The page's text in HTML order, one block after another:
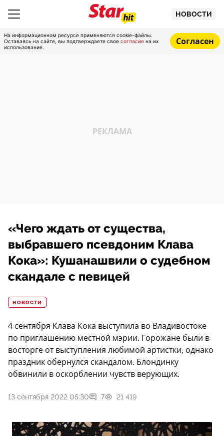
НОВОСТИ
На информационном ресурсе применяются cookie-файлы.
Оставаясь на сайте, вы подтверждаете свое согласие на их
использование.
Согласен
«Чего ждать от существа,
выбравшего псевдоним Клава
Кока»: Кушанашвили о судебном
скандале с певицей
НОВОСТИ
4 сентября Клава Кока выступила во Владивостоке
по приглашению местной мэрии. Горожане были в
восторге от выступления любимой артистки, однако
праздник обернулся скандалом. Блондинку
обвинили в оскорблении чувств верующих.
13 сентября 2022 05:30 7 21 419